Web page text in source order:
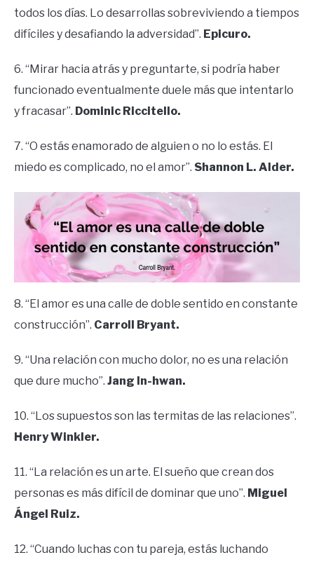
todos los días. Lo desarrollas sobreviviendo a tiempos
difíciles y desafiando la adversidad”. Epicuro.
6. “Mirar hacia atrás y preguntarte, si podría haber
funcionado eventualmente duele más que intentarlo
y fracasar”. Dominic Riccitello.
7. “O estás enamorado de alguien o no lo estás. El
miedo es complicado, no el amor”. Shannon L. Alder.
8. “El amor es una calle de doble sentido en constante
construcción”. Carroll Bryant.
9. “Una relación con mucho dolor, no es una relación
que dure mucho”. Jang In-hwan.
10. “Los supuestos son las termitas de las relaciones”.
Henry Winkler.
11. “La relación es un arte. El sueño que crean dos
personas es más difícil de dominar que uno”. Miguel
Ángel Ruiz.
12. “Cuando luchas con tu pareja, estás luchando